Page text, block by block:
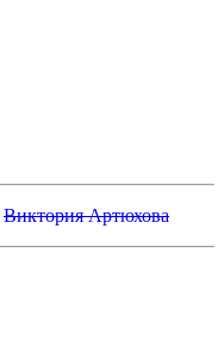
Виктория Артюхова